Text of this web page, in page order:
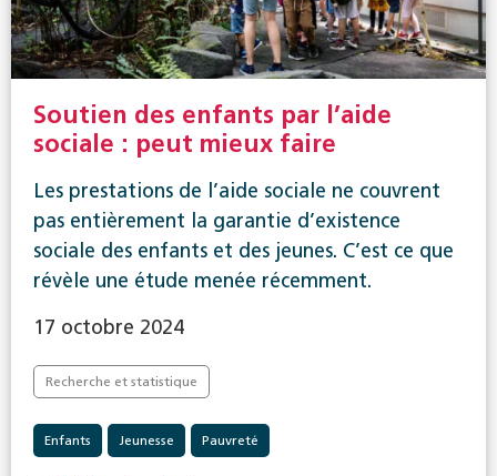
Soutien des enfants par l’aide
sociale : peut mieux faire
Les prestations de l’aide sociale ne couvrent
pas entièrement la garantie d’existence
sociale des enfants et des jeunes. C’est ce que
révèle une étude menée récemment.
17 octobre 2024
Recherche et statistique
Enfants Jeunesse Pauvreté